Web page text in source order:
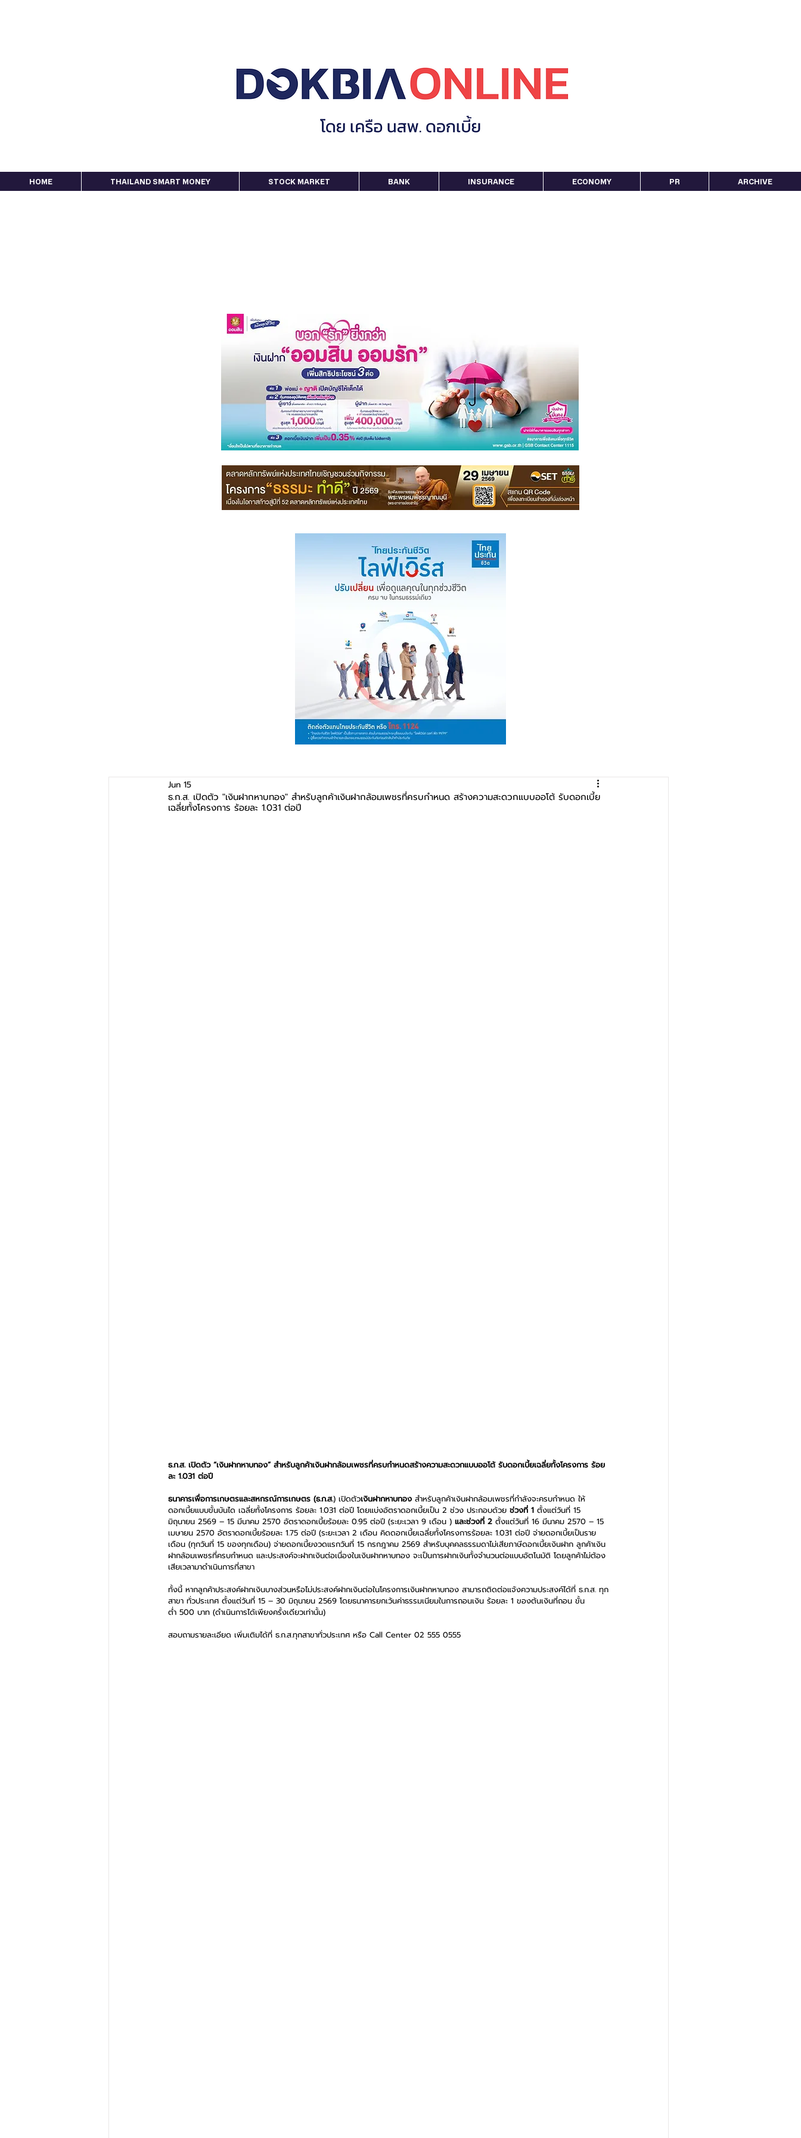
HOME THAILAND SMART MONEY STOCK MARKET BANK INSURANCE ECONOMY PR ARCHIVE
ธ.ก.ส. เปิดตัว "เงินฝากหาบทอง" สำหรับลูกค้าเงินฝากล้อมเพชรที่ครบกำหนด สร้างความสะดวกแบบออโต้ รับดอกเบี้ย
เฉลี่ยทั้งโครงการ ร้อยละ 1.031 ต่อปี
Jun 15
ธ.ก.ส. เปิดตัว “เงินฝากหาบทอง” สำหรับลูกค้าเงินฝากล้อมเพชรที่ครบกำหนดสร้างความสะดวกแบบออโต้ รับดอกเบี้ยเฉลี่ยทั้งโครงการ ร้อย
ละ 1.031 ต่อปี
ธนาคารเพื่อการเกษตรและสหกรณ์การเกษตร (ธ.ก.ส.) เปิดตัวเงินฝากหาบทอง สำหรับลูกค้าเงินฝากล้อมเพชรที่กำลังจะครบกำหนด ให้
ดอกเบี้ยแบบขั้นบันได เฉลี่ยทั้งโครงการ ร้อยละ 1.031 ต่อปี โดยแบ่งอัตราดอกเบี้ยเป็น 2 ช่วง ประกอบด้วย ช่วงที่ 1 ตั้งแต่วันที่ 15
มิถุนายน 2569 – 15 มีนาคม 2570 อัตราดอกเบี้ยร้อยละ 0.95 ต่อปี (ระยะเวลา 9 เดือน ) และช่วงที่ 2 ตั้งแต่วันที่ 16 มีนาคม 2570 – 15
เมษายน 2570 อัตราดอกเบี้ยร้อยละ 1.75 ต่อปี (ระยะเวลา 2 เดือน คิดดอกเบี้ยเฉลี่ยทั้งโครงการร้อยละ 1.031 ต่อปี จ่ายดอกเบี้ยเป็นราย
เดือน (ทุกวันที่ 15 ของทุกเดือน) จ่ายดอกเบี้ยงวดแรกวันที่ 15 กรกฎาคม 2569 สำหรับบุคคลธรรมดาไม่เสียภาษีดอกเบี้ยเงินฝาก ลูกค้าเงิน
ฝากล้อมเพชรที่ครบกำหนด และประสงค์จะฝากเงินต่อเนื่องในเงินฝากหาบทอง จะเป็นการฝากเงินทั้งจำนวนต่อแบบอัตโนมัติ โดยลูกค้าไม่ต้อง
เสียเวลามาดำเนินการที่สาขา
ทั้งนี้ หากลูกค้าประสงค์ฝากเงินบางส่วนหรือไม่ประสงค์ฝากเงินต่อในโครงการเงินฝากหาบทอง สามารถติดต่อแจ้งความประสงค์ได้ที่ ธ.ก.ส. ทุก
สาขา ทั่วประเทศ ตั้งแต่วันที่ 15 – 30 มิถุนายน 2569 โดยธนาคารยกเว้นค่าธรรมเนียมในการถอนเงิน ร้อยละ 1 ของต้นเงินที่ถอน ขั้น
ต่ำ 500 บาท (ดำเนินการได้เพียงครั้งเดียวเท่านั้น)
สอบถามรายละเอียด เพิ่มเติมได้ที่ ธ.ก.ส.ทุกสาขาทั่วประเทศ หรือ Call Center 02 555 0555